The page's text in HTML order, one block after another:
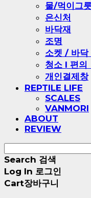
물/먹이그
은신처
바닥재
조명
소켓 / 바닥
청소 l 편의
개인결제창
REPTILE LIFE
SCALES
VANMORI
ABOUT
REVIEW
Search 검색
Log In 로그인
Cart장바구니